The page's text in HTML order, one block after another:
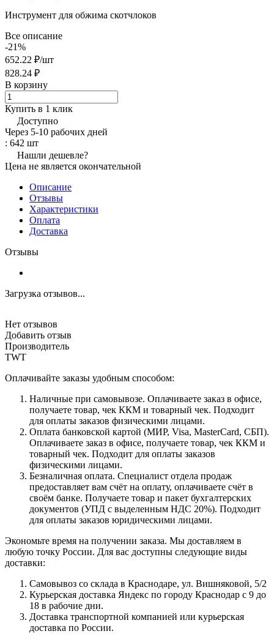
Инструмент для обжима скотчлоков
Все описание
-21%
652.22 ₽/шт
828.24 ₽
В корзину
Купить в 1 клик
Доступно
Через 5-10 рабочих дней
: 642 шт
Нашли дешевле?
Цена не является окончательной
Описание
Отзывы
Характеристики
Оплата
Доставка
Отзывы
Загрузка отзывов...
Нет отзывов
Добавить отзыв
Производитель
TWT
Оплачивайте заказы удобным способом:
Наличные при самовывозе. Оплачиваете заказ в офисе,
получаете товар, чек ККМ и товарный чек. Подходит
для оплаты заказов физическими лицами.
Оплата банковской картой (МИР, Visa, MasterCard, СБП).
Оплачиваете заказ в офисе, получаете товар, чек ККМ и
товарный чек. Подходит для оплаты заказов
физическими лицами.
Безналичная оплата. Специалист отдела продаж
предоставляет вам счёт на оплату, оплачиваете счёт в
своём банке. Получаете товар и пакет бухгалтерских
документов (УПД с выделенным НДС 20%). Подходит
для оплаты заказов юридическими лицами.
Экономьте время на получении заказа. Мы доставляем в
любую точку России. Для вас доступны следующие виды
доставки:
Самовывоз со склада в Краснодаре, ул. Вишняковой, 5/2
Курьерская доставка Яндекс по городу Краснодар с 9 до
18 в рабочие дни.
Доставка транспортной компанией или курьерская
доставка по России.